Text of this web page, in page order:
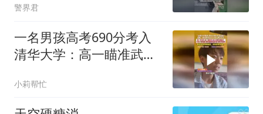
费，我们必须管
警界君
一名男孩高考690分考入
清华大学：高一瞄准武
冲刺年级前十
小莉帮忙